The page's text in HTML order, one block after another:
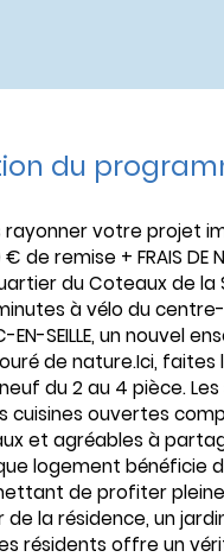
du
votre projet
de remise + FRAIS DE
du Coteaux de la
à vélo du
SEILLE, un nouvel
de nature.Ici, faites
du 2 au 4 pièce. Les
cuisines ouvertes
et agréables à
logement bénéficie
de profiter
la résidence, un
résidents offre un